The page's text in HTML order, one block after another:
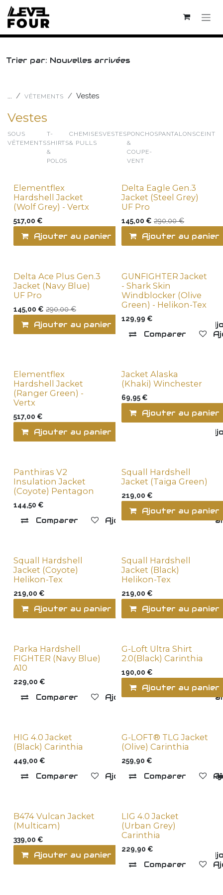
Se rendre au contenu
Trier par: Nouvelles arrivées
... VÊTEMENTS Vestes
Vestes
SOUS
VÊTEMENTS
T-
SHIRTS
&
POLOS
CHEMISES
& PULLS
VESTESPONCHOS
&
COUPE-
VENT
PANTALONS
New !
Elementflex
Hardshell Jacket
(Wolf Grey) - Vertx
517,00 €
Ajouter au panier Comparer
Delta Eagle Gen.3
Jacket (Steel Grey)
UF Pro
145,00 € 290,00€
Ajouter au panier
Last items
Delta Ace Plus Gen.3
Jacket (Navy Blue)
UF Pro
145,00 € 290,00€
Ajouter au panier Comparer
GUNFIGHTER Jacket
- Shark Skin
Windblocker (Olive
Green) - Helikon-Tex
129,99 €
Comparer
Elementflex
Hardshell Jacket
(Ranger Green) -
Vertx
517,00 €
Ajouter au panier
Jacket Alaska
(Khaki) Winchester
69,95€
Ajouter au panier
Panthiras V2
Insulation Jacket
(Coyote) Pentagon
144,50 €
Comparer Ajouter à la liste de
Squall Hardshell
Jacket (Taiga Green)
219,00 €
Ajouter au panier
Squall Hardshell
Jacket (Coyote)
Helikon-Tex
219,00 €
Ajouter au panier Comparer
Squall Hardshell
Jacket (Black)
Helikon-Tex
219,00 €
Ajouter au panier
Parka Hardshell
FIGHTER (Navy Blue)
A10
229,00 €
Comparer Ajouter à la liste de
G-Loft Ultra Shirt
2.0(Black) Carinthia
190,00 €
Ajouter au panier
HIG 4.0 Jacket
(Black) Carinthia
449,00 €
Comparer Ajouter à la liste de
G-LOFT® TLG Jacket
(Olive) Carinthia
259,90 €
Comparer
B474 Vulcan Jacket
(Multicam)
339,00 €
Ajouter au panier Comparer
LIG 4.0 Jacket
(Urban Grey)
Carinthia
229,90 €
Comparer